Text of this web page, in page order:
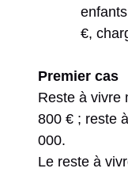
€,
Premier cas
Reste à vivre
800 € ; reste
000.
Le reste à